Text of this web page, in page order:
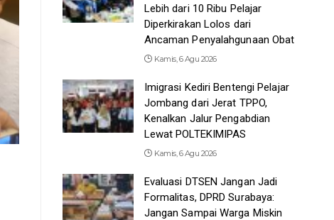
Lebih dari 10 Ribu Pelajar
Diperkirakan Lolos dari
Ancaman Penyalahgunaan Obat
Kamis, 6 Agu 2026
Imigrasi Kediri Bentengi Pelajar
Jombang dari Jerat TPPO,
Kenalkan Jalur Pengabdian
Lewat POLTEKIMIPAS
Kamis, 6 Agu 2026
Evaluasi DTSEN Jangan Jadi
Formalitas, DPRD Surabaya:
Jangan Sampai Warga Miskin